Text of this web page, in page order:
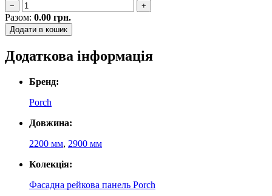
− +
Разом: 0.00 грн.
Додати в кошик
Додаткова інформація
Бренд:
Porch
Довжина:
2200 мм, 2900 мм
Колекція:
Фасадна рейкова панель Porch